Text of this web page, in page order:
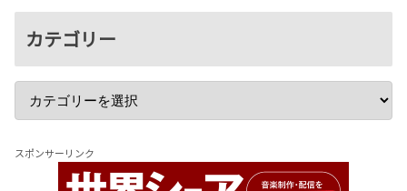
カテゴリー
スポンサーリンク